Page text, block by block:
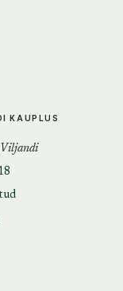
KAUPLUS
Viljandi